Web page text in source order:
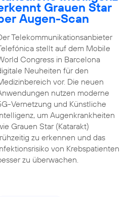
Grauen Star
Augen-Scan
Telekommunikationsanbieter
stellt auf dem Mobile
Congress in Barcelona
Neuheiten für den
vor. Die neuen
nutzen moderne
Vernetzung und Künstliche
um Augenkrankheiten
Grauen Star (Katarakt)
zu erkennen und das
von Krebspatienten
zu überwachen.